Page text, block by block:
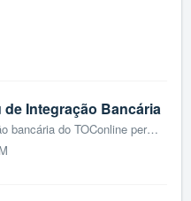
Integração Bancária
A funcionalidade de integração bancária do TOConline permite ligar as contas e cartões bancários diretamente aos principais bancos que operam em Portugal at...